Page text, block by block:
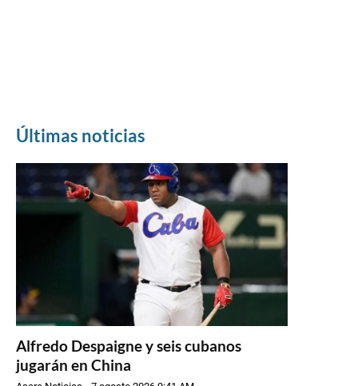
Últimas noticias
Alfredo Despaigne y seis cubanos
jugarán en China